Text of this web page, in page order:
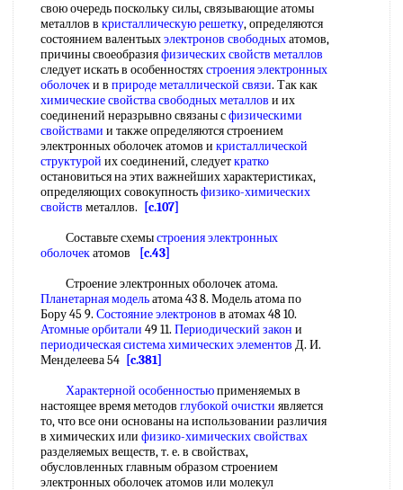
свою очередь поскольку силы, связывающие атомы
металлов в кристаллическую решетку, определяются
состоянием валентьыхэлектронов свободныхатомов,
причины своеобразияфизических свойств металлов
следует искать в особенностяхстроения электронных
оболочеки в природе металлической связи. Так как
химические свойствасвободных металлов и их
соединений неразрывно связаны сфизическими
свойствами и также определяются строением
электронных оболочек атомов и кристаллической
структурой их соединений, следуеткратко
остановиться на этих важнейших характеристиках,
определяющих совокупностьфизико-химических
свойств металлов.
[c.107]
Составьте схемыстроения электронных
оболочекатомов
[c.43]
Строение электронных оболочек атома.
Планетарная модельатома 43 8. Модель атома по
Бору 45 9. Состояние электронов в атомах 48 10.
Атомные орбитали 49 11. Периодический закон и
периодическая система химических элементов Д. И.
Менделеева 54 [c.381]
Характерной особенностьюприменяемых в
настоящее время методов глубокой очистки является
то, что все они основаны на использовании различия
в химических или физико-химических свойствах
разделяемых веществ, т. е. в свойствах,
обусловленных главным образом строением
электронных оболочек атомов или молекул